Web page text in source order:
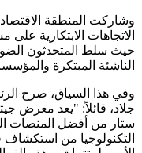
وشاركت المنطقة
الاتجاهات الابتكارية
حيث سلط المتحدثون
الناشئة المبتكرة
وفي هذا السياق، صرح
جلاد، قائلاً: "يعد معرض
ستار من أفضل المنصات
التكنولوجيا من